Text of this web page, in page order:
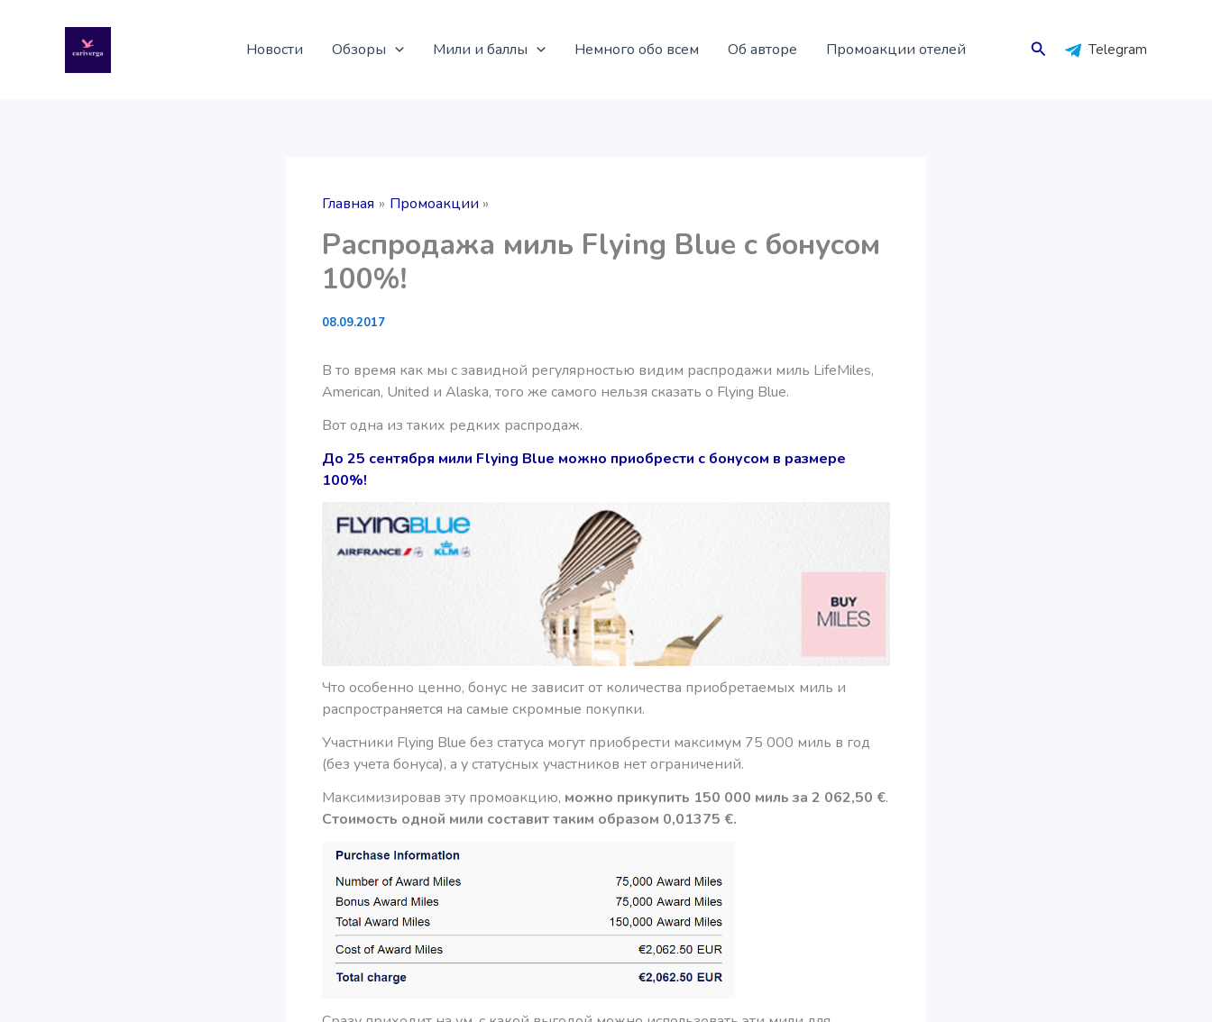
содержимому
Новости Обзоры Мили и баллы Немного обо всем Об авторе Промоакции отелей Поиск Telegram
Главная Промоакции
Распродажа миль Flying Blue с бонусом
100%!
08.09.2017
В то время как мы с завидной регулярностью видим распродажи миль LifeMiles,
American, United и Alaska, того же самого нельзя сказать о Flying Blue.
Вот одна из таких редких распродаж.
До 25 сентября мили Flying Blue можно приобрести с бонусом в размере
100%!
Что особенно ценно, бонус не зависит от количества приобретаемых миль и
распространяется на самые скромные покупки.
Участники Flying Blue без статуса могут приобрести максимум 75 000 миль в год
(без учета бонуса), а у статусных участников нет ограничений.
Максимизировав эту промоакцию, можно прикупить 150 000 миль за 2 062,50 €.
Стоимость одной мили составит таким образом 0,01375 €.